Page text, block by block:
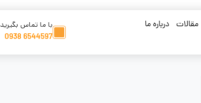
مقالات درباره ما با ما تماس بگیرید
6544597 0938